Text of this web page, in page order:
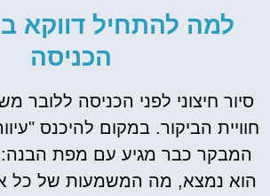
למה להתחיל דווקא
הכניסה
סיור חיצוני לפני הכניסה ללובר
חוויית הביקור. במקום להיכנס
המבקר כבר מגיע עם מפת הבנה:
הוא נמצא, מה המשמעות של כל